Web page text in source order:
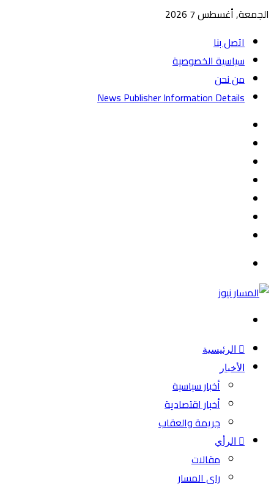
الجمعة, أغسطس 7 2026
اتصل بنا
سياسية الخصوصية
من نحن
News Publisher Information Details
الرئيسية
الأخبار
أخبار سياسية
أخبار اقتصادية
جريمة والعقاب
الرأي
مقالات
راي المسار